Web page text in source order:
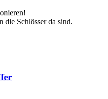
die Schlösser da sind.